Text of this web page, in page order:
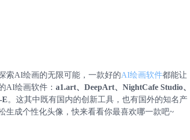
索AI绘画的无限可能，一款好的AI绘画软件都能让
AI绘画软件： a1.art、DeepArt、NightCafe Studio、
E。这其中既有国内的创新工具，也有国外的知名产
生成个性化头像，快来看看你最喜欢哪一款吧~